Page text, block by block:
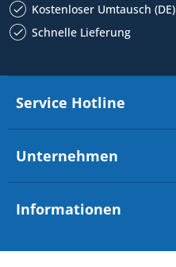
Kostenloser Umtausch (DE)
Schnelle Lieferung
Service Hotline
Unternehmen
Informationen